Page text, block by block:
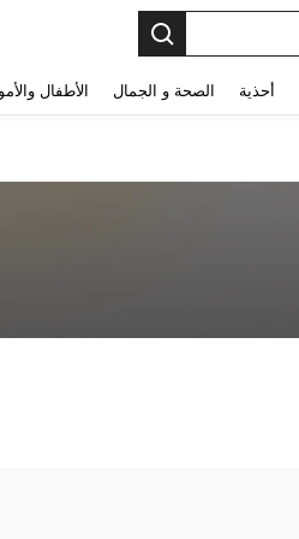
أحذية الصحة و الجمال الأطفال